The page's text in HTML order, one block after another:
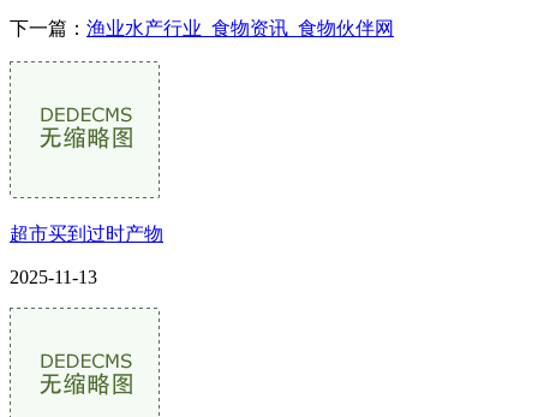
下一篇： 渔业水产行业_食物资讯_食物伙伴网
超市买到过时产物
2025-11-13